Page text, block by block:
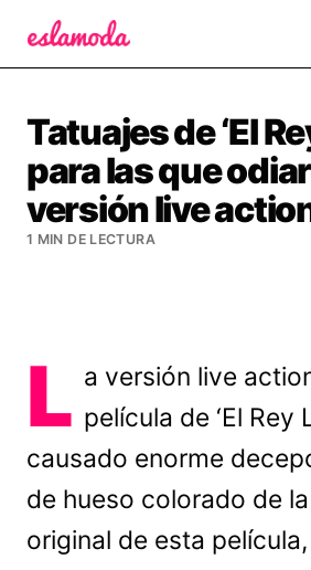
Tatuajes de ‘El
para las que
versión live
1 MIN DE LECTURA
L a versión live
película de ‘El Rey
causado enorme
de hueso colorado de
original de esta